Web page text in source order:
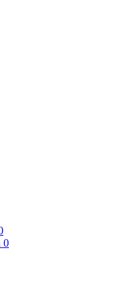
0